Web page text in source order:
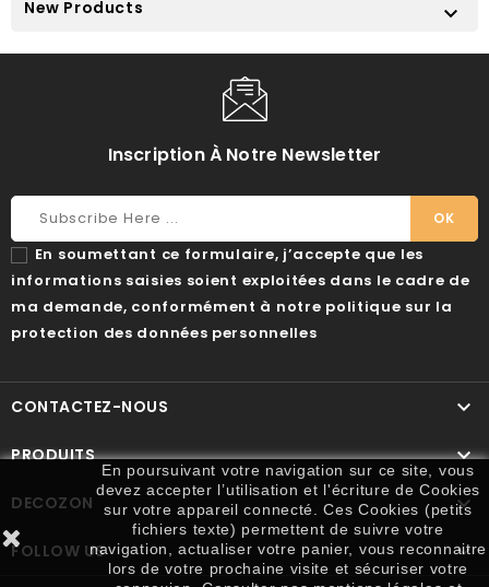
New Products 
Inscription À Notre Newsletter
En soumettant ce formulaire, j’accepte que les
informations saisies soient exploitées dans le cadre de
ma demande, conformément à notre politique sur la
protection des données personnelles
CONTACTEZ-NOUS 
PRODUITS 
DECOZON 
FOLLOW US 
En poursuivant votre navigation sur ce site, vous
devez accepter l’utilisation et l'écriture de Cookies
sur votre appareil connecté. Ces Cookies (petits
fichiers texte) permettent de suivre votre
navigation, actualiser votre panier, vous reconnaitre
lors de votre prochaine visite et sécuriser votre